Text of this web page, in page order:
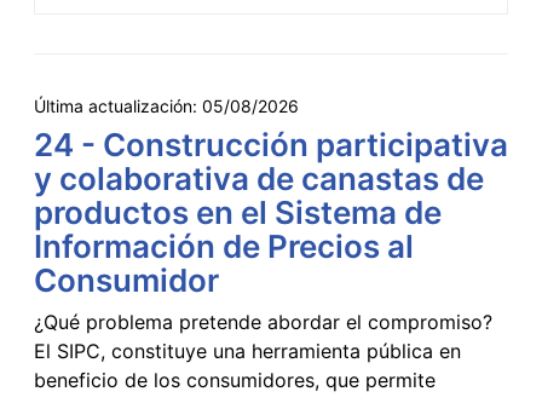
Última actualización: 05/08/2026
24 - Construcción participativa
y colaborativa de canastas de
productos en el Sistema de
Información de Precios al
Consumidor
¿Qué problema pretende abordar el compromiso?
El SIPC, constituye una herramienta pública en
beneficio de los consumidores, que permite